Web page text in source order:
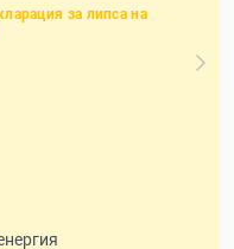
за липса на